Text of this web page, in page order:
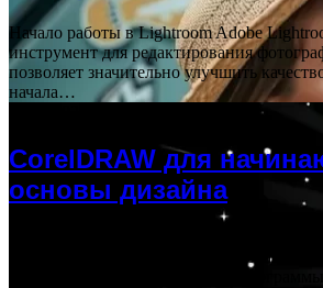
Начало работы в Lightroom Adobe
инструмент для редактирования
позволяет значительно улучшить
начала…
CorelDRAW для
основы дизайна
Основы интерфейса CorelDRAW – это
редактор, который позволяет создавать
проекты. При первом запуске